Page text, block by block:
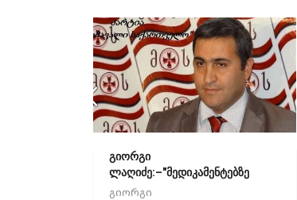
გიორგი
ლაღიძე:–"მედიკამენტებზე
რეცეპტის შემოღების..
გიორგი